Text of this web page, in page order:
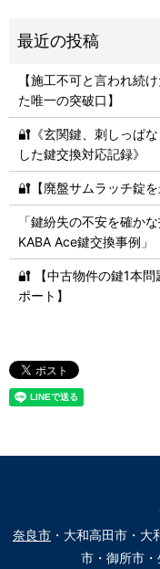
【施工不可と言われ続
た唯一の突破口】
🔐《玄関鍵、刺しっぱ
した鍵交換対応記録》
🔐【廃盤サムラッチ錠
「鍵紛失の不安を確か
KABA Ace鍵交換事例」
🔐 【中古物件の鍵1本
ポート】
奈良市 ・大和高田市・
市・御所市